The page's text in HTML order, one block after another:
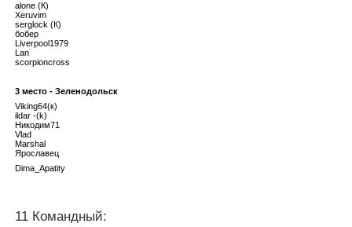
alone (К)
Xeruvim
serglock (К)
бобер
Liverpool1979
Lan
scorpioncross
3 место - Зеленодольск
Viking64(к)
ildar -(k)
Никодим71
Vlad
Marshal
Ярославец
Dima_Apatity
11 Командный: